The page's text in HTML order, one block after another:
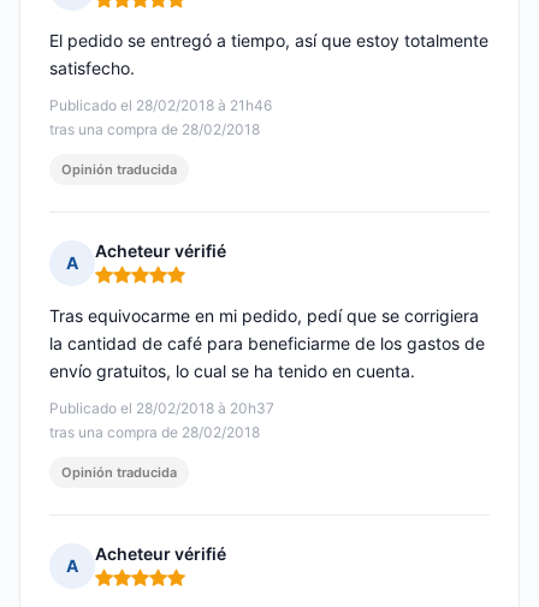
Nota: 5 de 5
Publicado el 28/02/2018 à 21h46
tras una compra de 28/02/2018
El pedido se entregó a tiempo, así que estoy totalmente
satisfecho.
Opinión traducida
A
Acheteur vérifié
Nota: 5 de 5
Publicado el 28/02/2018 à 20h37
tras una compra de 28/02/2018
Tras equivocarme en mi pedido, pedí que se corrigiera
la cantidad de café para beneficiarme de los gastos de
envío gratuitos, lo cual se ha tenido en cuenta.
Opinión traducida
A
Acheteur vérifié
Nota: 5 de 5